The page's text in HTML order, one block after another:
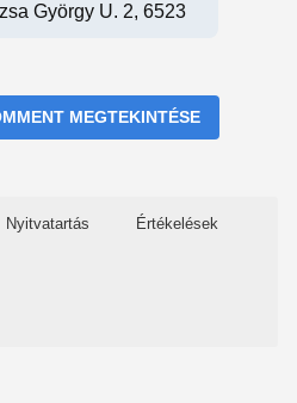
György U. 2, 6523
MEGTEKINTÉSE
Nyitvatartás Értékelések